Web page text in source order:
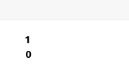
1
0